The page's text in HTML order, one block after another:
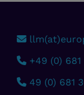
+49 (0)
49 (0) 681